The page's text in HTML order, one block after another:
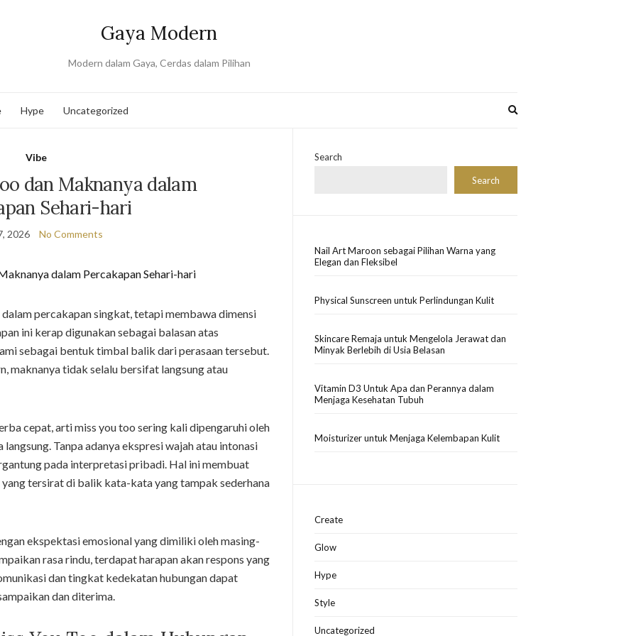
Gaya Modern
Modern dalam Gaya, Cerdas dalam Pilihan
Hype Uncategorized
Vibe
dan Maknanya dalam
Sehari-hari
2026 No Comments
percakapan singkat, tetapi membawa dimensi
ini kerap digunakan sebagai balasan atas
sebagai bentuk timbal balik dari perasaan tersebut.
maknanya tidak selalu bersifat langsung atau
cepat, arti miss you too sering kali dipengaruhi oleh
Tanpa adanya ekspresi wajah atau intonasi
pada interpretasi pribadi. Hal ini membuat
tersirat di balik kata-kata yang tampak sederhana
ekspektasi emosional yang dimiliki oleh masing-
rasa rindu, terdapat harapan akan respons yang
dan tingkat kedekatan hubungan dapat
dan diterima.
Search
Search
Nail Art Maroon sebagai Pilihan Warna yang
Elegan dan Fleksibel
Physical Sunscreen untuk Perlindungan Kulit
Skincare Remaja untuk Mengelola Jerawat dan
Minyak Berlebih di Usia Belasan
Vitamin D3 Untuk Apa dan Perannya dalam
Menjaga Kesehatan Tubuh
Moisturizer untuk Menjaga Kelembapan Kulit
Create
Glow
Hype
Style
Uncategorized